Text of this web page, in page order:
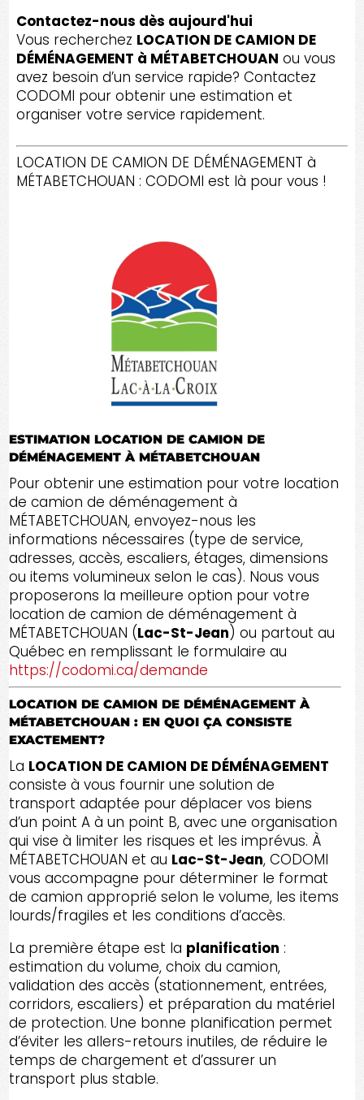
Contactez-nous dès aujourd'hui
Vous recherchez LOCATION DE CAMION DE
DÉMÉNAGEMENT à MÉTABETCHOUAN ou vous
avez besoin d’un service rapide? Contactez
CODOMI pour obtenir une estimation et
organiser votre service rapidement.
LOCATION DE CAMION DE DÉMÉNAGEMENT à
MÉTABETCHOUAN : CODOMI est là pour vous !
ESTIMATION LOCATION DE CAMION DE
DÉMÉNAGEMENT À MÉTABETCHOUAN
Pour obtenir une estimation pour votre location
de camion de déménagement à
MÉTABETCHOUAN, envoyez-nous les
informations nécessaires (type de service,
adresses, accès, escaliers, étages, dimensions
ou items volumineux selon le cas). Nous vous
proposerons la meilleure option pour votre
location de camion de déménagement à
MÉTABETCHOUAN (Lac-St-Jean) ou partout au
Québec en remplissant le formulaire au
https://codomi.ca/demande
LOCATION DE CAMION DE DÉMÉNAGEMENT À
MÉTABETCHOUAN : EN QUOI ÇA CONSISTE
EXACTEMENT?
La LOCATION DE CAMION DE DÉMÉNAGEMENT
consiste à vous fournir une solution de
transport adaptée pour déplacer vos biens
d’un point A à un point B, avec une organisation
qui vise à limiter les risques et les imprévus. À
MÉTABETCHOUAN et au Lac-St-Jean, CODOMI
vous accompagne pour déterminer le format
de camion approprié selon le volume, les items
lourds/fragiles et les conditions d’accès.
La première étape est la planification :
estimation du volume, choix du camion,
validation des accès (stationnement, entrées,
corridors, escaliers) et préparation du matériel
de protection. Une bonne planification permet
d’éviter les allers-retours inutiles, de réduire le
temps de chargement et d’assurer un
transport plus stable.